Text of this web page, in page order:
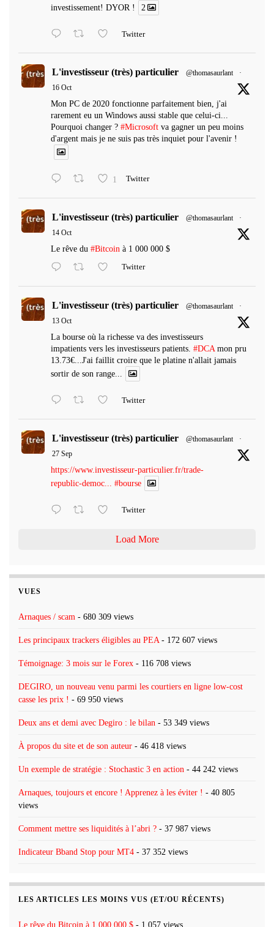
investissement! DYOR !
2
Twitter
L'investisseur (très) particulier @thomasaurlant
·
16 Oct
Mon PC de 2020 fonctionne parfaitement bien, j'ai
rarement eu un Windows aussi stable que celui-ci...
Pourquoi changer ? #Microsoft va gagner un peu moins
d'argent mais je ne suis pas très inquiet pour l'avenir !
1 Twitter
L'investisseur (très) particulier @thomasaurlant
·
14 Oct
Le rêve du #Bitcoin à 1 000 000 $
Twitter
L'investisseur (très) particulier @thomasaurlant
·
13 Oct
La bourse où la richesse va des investisseurs
impatients vers les investisseurs patients. #DCA mon pru
13.73€...J'ai faillit croire que le platine n'allait jamais
sortir de son range...
Twitter
L'investisseur (très) particulier @thomasaurlant
·
27 Sep
https://www.investisseur-particulier.fr/trade-
republic-democ... #bourse
Twitter
Load More
VUES
Arnaques / scam - 680 309 views
Les principaux trackers éligibles au PEA - 172 607 views
Témoignage: 3 mois sur le Forex - 116 708 views
DEGIRO, un nouveau venu parmi les courtiers en ligne low-cost
casse les prix ! - 69 950 views
Deux ans et demi avec Degiro : le bilan - 53 349 views
À propos du site et de son auteur - 46 418 views
Un exemple de stratégie : Stochastic 3 en action - 44 242 views
Arnaques, toujours et encore ! Apprenez à les éviter ! - 40 805
views
Comment mettre ses liquidités à l’abri ? - 37 987 views
Indicateur Bband Stop pour MT4 - 37 352 views
LES ARTICLES LES MOINS VUS (ET/OU RÉCENTS)
Le rêve du Bitcoin à 1 000 000 $ - 1 057 views